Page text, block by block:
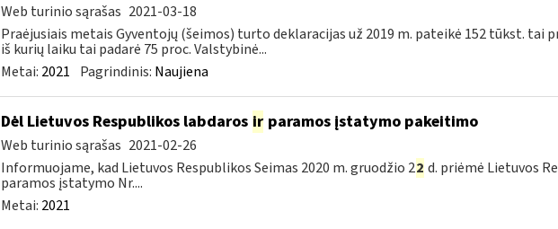
Web turinio sąrašas 2021-03-18
Praėjusiais metais Gyventojų (šeimos) turto deklaracijas už 2019 m. pateikė 152 tūkst. tai
iš kurių laiku tai padarė 75 proc. Valstybinė...
Metai: 2021 Pagrindinis: Naujiena
Dėl Lietuvos Respublikos labdaros irparamos įstatymo pakeitimo
Web turinio sąrašas 2021-02-26
Informuojame, kad Lietuvos Respublikos Seimas 2020 m. gruodžio 22 d. priėmė Lietuvos
paramos įstatymo Nr....
Metai: 2021